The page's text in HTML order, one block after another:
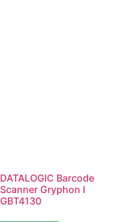
DATALOGIC Barcode
Scanner Gryphon I
GBT4130